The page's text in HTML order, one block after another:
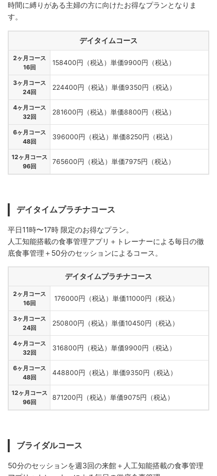
時間に縛りがある主婦の方に向けたお得なプランとなりま
す。
デイタイムコース
2ヶ月コース
16回
158400円（税込）単価9900円（税込）
3ヶ月コース
24回
224400円（税込）単価9350円（税込）
4ヶ月コース
32回
281600円（税込）単価8800円（税込）
6ヶ月コース
48回
396000円（税込）単価8250円（税込）
12ヶ月コース
96回
765600円（税込）単価7975円（税込）
デイタイムプラチナコース
平日11時〜17時 限定のお得なプラン。
人工知能搭載の食事管理アプリ＋トレーナーによる毎日の徹
底食事管理＋50分のセッションによるコース。
デイタイムプラチナコース
2ヶ月コース
16回
176000円（税込）単価11000円（税込）
3ヶ月コース
24回
250800円（税込）単価10450円（税込）
4ヶ月コース
32回
316800円（税込）単価9900円（税込）
6ヶ月コース
48回
448800円（税込）単価9350円（税込）
12ヶ月コース
96回
871200円（税込）単価9075円（税込）
ブライダルコース
50分のセッションを週3回の来館＋人工知能搭載の食事管理